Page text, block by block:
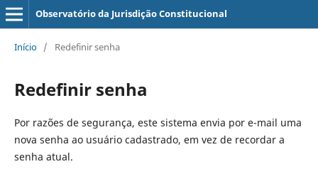
Observatório da Jurisdição Constitucional
Início / Redefinir senha
Redefinir senha
Por razões de segurança, este sistema envia por e-mail uma
nova senha ao usuário cadastrado, em vez de recordar a
senha atual.